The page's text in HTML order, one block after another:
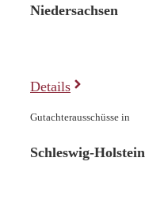
Niedersachsen
Details
Gutachterausschüsse in
Schleswig-Holstein